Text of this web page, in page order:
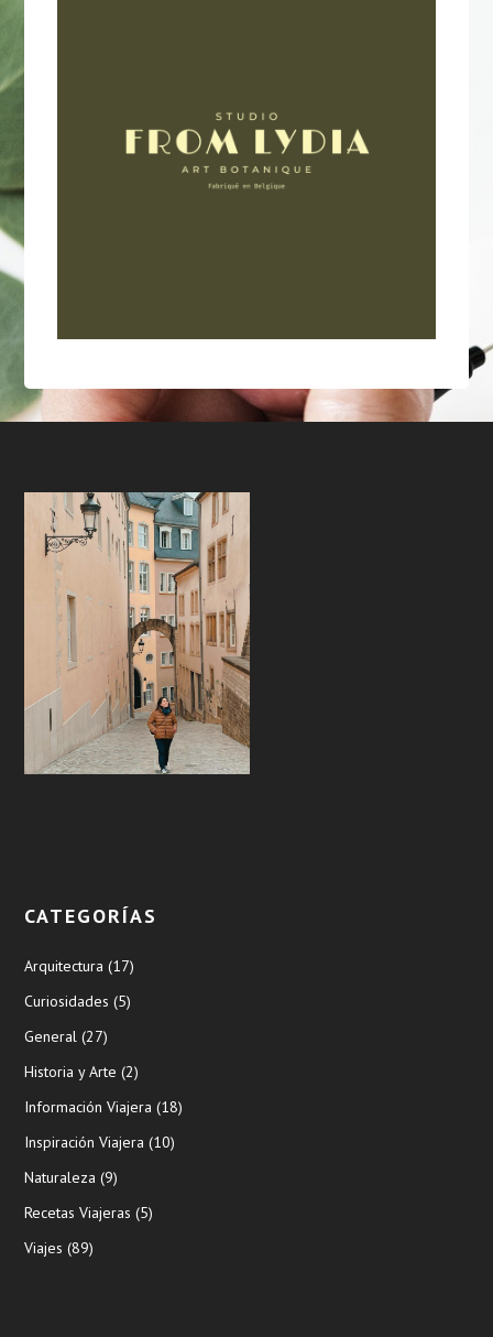
CATEGORÍAS
Arquitectura (17)
Curiosidades (5)
General (27)
Historia y Arte (2)
Información Viajera (18)
Inspiración Viajera (10)
Naturaleza (9)
Recetas Viajeras (5)
Viajes (89)